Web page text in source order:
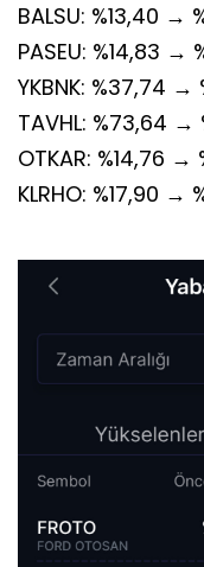
BALSU: %13,40
PASEU: %14,83
YKBNK: %37,74
TAVHL: %73,64
OTKAR: %14,76
KLRHO: %17,90 →